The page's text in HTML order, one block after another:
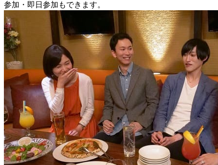
参加・即日参加もできます。